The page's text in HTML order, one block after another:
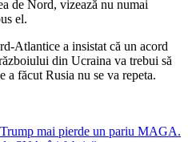
de Nord, vizează nu numai
el.
Atlantice a insistat că un acord
din Ucraina va trebui să
a făcut Rusia nu se va repeta.
mai pierde un pariu MAGA.